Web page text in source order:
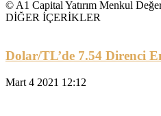
© A1 Capital Yatırım Menkul
DİĞER İÇERİKLER
Dolar/TL’de 7.54 Direnci
Mart 4 2021 12:12